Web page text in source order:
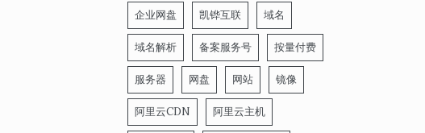
企业网盘 凯铧互联 域名
域名解析 备案服务号 按量付费
服务器 网盘 网站 镜像
阿里云CDN 阿里云主机